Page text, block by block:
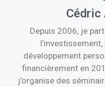
Depuis 2006, je
développement
financièrement en
j’organise des